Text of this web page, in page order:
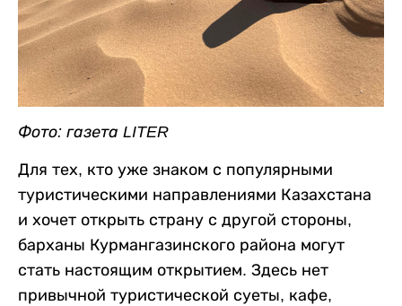
Фото: газета LITER
Для тех, кто уже знаком с популярными
туристическими направлениями Казахстана
и хочет открыть страну с другой стороны,
барханы Курмангазинского района могут
стать настоящим открытием. Здесь нет
привычной туристической суеты, кафе,